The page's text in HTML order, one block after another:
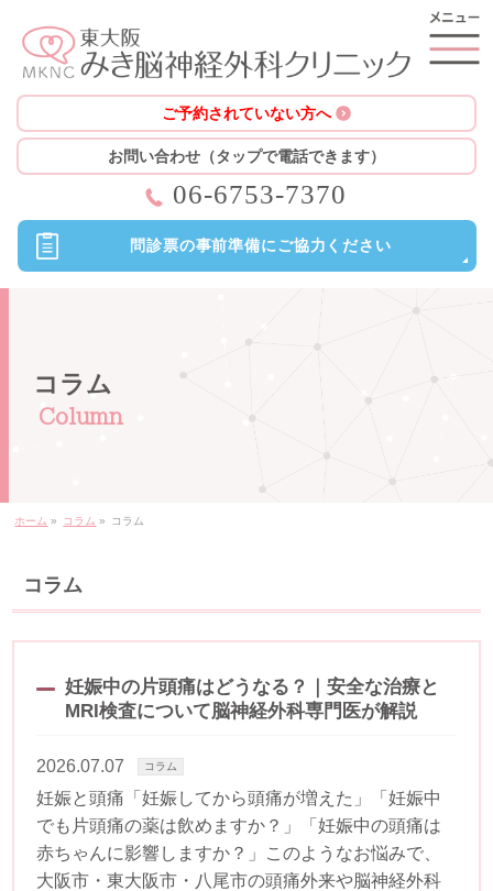
ご予約されていない方へ
お問い合わせ（タップで電話できます）
06-6753-7370
問診票の事前準備にご協力ください
コラム
ホーム » コラム » コラム
コラム
妊娠中の片頭痛はどうなる？｜安全な治療と
MRI検査について脳神経外科専門医が解説
2026.07.07 コラム
妊娠と頭痛「妊娠してから頭痛が増えた」「妊娠中
でも片頭痛の薬は飲めますか？」「妊娠中の頭痛は
赤ちゃんに影響しますか？」このようなお悩みで、
大阪市・東大阪市・八尾市の頭痛外来や脳神経外科